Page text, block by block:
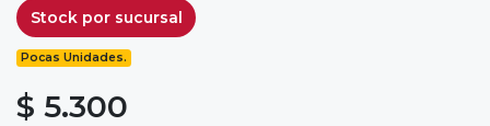
Stock por sucursal
Pocas Unidades.
$ 5.300